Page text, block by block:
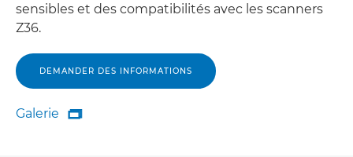
sensibles et des compatibilités avec les scanners
Z36.
DEMANDER DES INFORMATIONS
Galerie
Galerie
